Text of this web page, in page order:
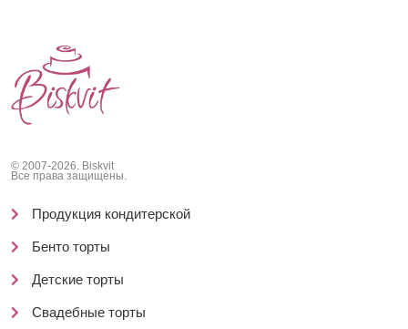
© 2007-2026. Biskvit
Все права защищены.
Продукция кондитерской
Бенто торты
Детские торты
Свадебные торты